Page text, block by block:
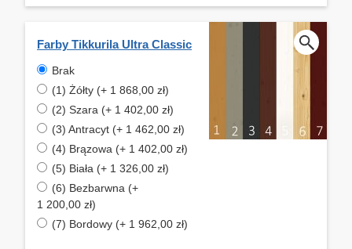
Farby Tikkurila Ultra Classic
Brak
(1) Żółty (+ 1 868,00 zł)
(2) Szara (+ 1 402,00 zł)
(3) Antracyt (+ 1 462,00 zł)
(4) Brązowa (+ 1 402,00 zł)
(5) Biała (+ 1 326,00 zł)
(6) Bezbarwna (+
1 200,00 zł)
(7) Bordowy (+ 1 962,00 zł)